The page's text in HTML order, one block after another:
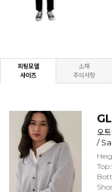
피팅모델
사이즈
소재
주의사항
오
/